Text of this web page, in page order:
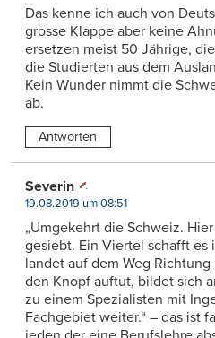
Das kenne ich auch von
grosse Klappe aber keine
ersetzen meist 50 Jährige,
die Studierten aus dem
Kein Wunder nimmt die
ab.
Antworten
Severin
19.08.2019 um 08:51
„Umgekehrt die Schweiz.
gesiebt. Ein Viertel schafft es
landet auf dem Weg
den Knopf auftut, bildet sich
zu einem Spezialisten mit
Fachgebiet weiter.“ – das ist